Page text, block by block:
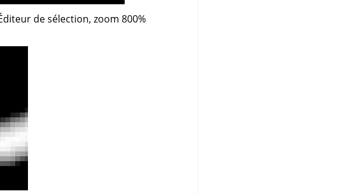
de sélection, zoom 800%